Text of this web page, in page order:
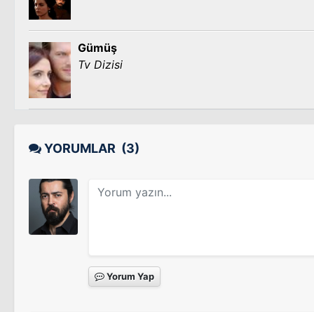
Gümüş
Tv Dizisi
YORUMLAR (3)
Yorum Yap